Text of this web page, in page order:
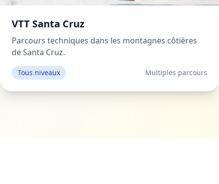
VTT Santa Cruz
Parcours techniques dans les montagnes côtières
de Santa Cruz.
Tous niveaux Multiples parcours